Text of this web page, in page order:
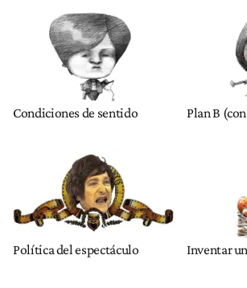
Condiciones de sentido Plan B
Política del espectáculo Inventar